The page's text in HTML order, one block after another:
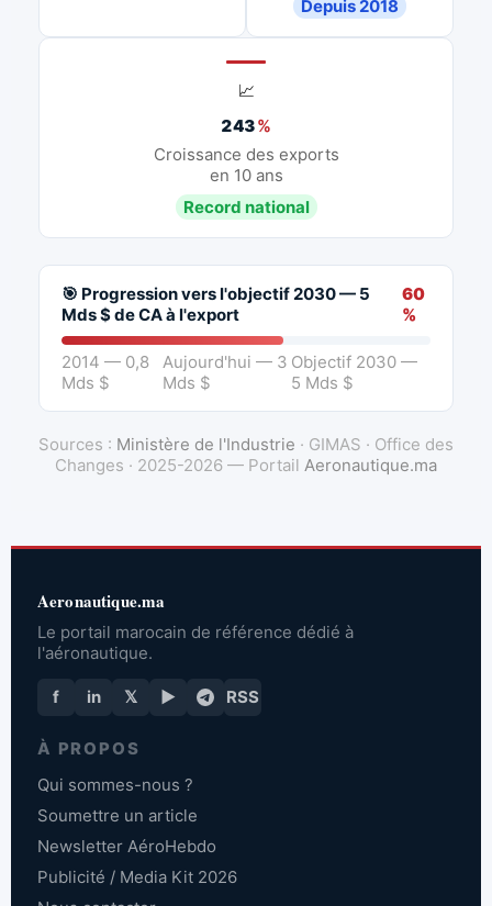
Depuis 2018
📈
243%
Croissance des exports
en 10 ans
Record national
🎯 Progression vers l'objectif 2030 — 5
Mds $ de CA à l'export
60
%
2014 — 0,8
Mds $
Aujourd'hui — 3
Mds $
Objectif 2030 —
5 Mds $
Sources : Ministère de l'Industrie · GIMAS · Office des
Changes · 2025-2026 — Portail Aeronautique.ma
Aeronautique.ma
Le portail marocain de référence dédié à
l'aéronautique.
f in 𝕏 ▶ RSS
À PROPOS
Qui sommes-nous ?
Soumettre un article
Newsletter AéroHebdo
Publicité / Media Kit 2026